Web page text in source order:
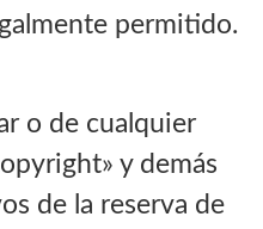
permitido.
o de cualquier
y demás
de la reserva de